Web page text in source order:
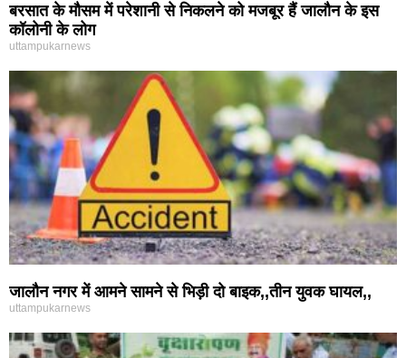
बरसात के मौसम में परेशानी से निकलने को मजबूर हैं जालौन के इस
कॉलोनी के लोग
uttampukarnews
जालौन नगर में आमने सामने से भिड़ी दो बाइक,,तीन युवक घायल,,
uttampukarnews